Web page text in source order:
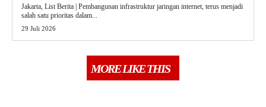
Jakarta, List Berita | Pembangunan infrastruktur jaringan internet, terus menjadi
salah satu prioritas dalam...
29 Juli 2026
MORE LIKE THIS